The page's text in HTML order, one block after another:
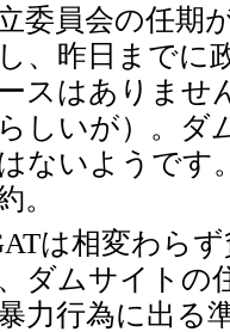
委員会の任期
、昨日までに
スはありませ
しいが）。ダ
ないようです
。
は相変わら
ダムサイトの
力行為に出る